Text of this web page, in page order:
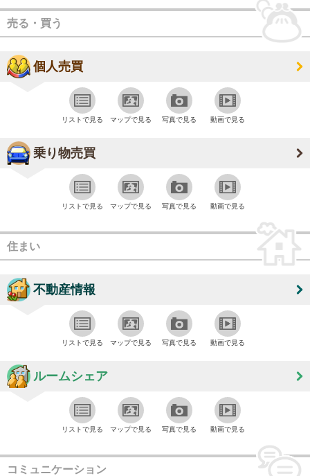
売る・買う
個人売買
リストで見る マップで見る 写真で見る 動画で見る
乗り物売買
リストで見る マップで見る 写真で見る 動画で見る
住まい
不動産情報
リストで見る マップで見る 写真で見る 動画で見る
ルームシェア
リストで見る マップで見る 写真で見る 動画で見る
コミュニケーション